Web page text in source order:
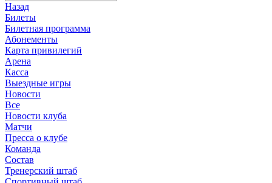
Назад
Билеты
Билетная программа
Абонементы
Карта привилегий
Арена
Касса
Выездные игры
Новости
Все
Новости клуба
Матчи
Пресса о клубе
Команда
Состав
Тренерский штаб